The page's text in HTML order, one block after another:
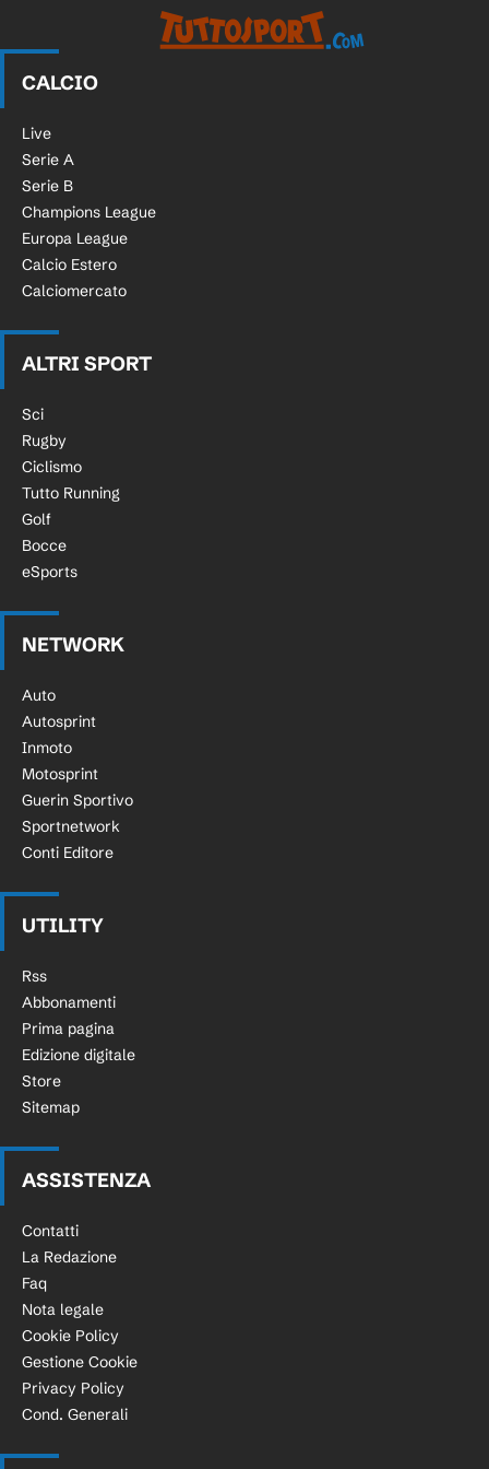
CALCIO
Live
Serie A
Serie B
Champions League
Europa League
Calcio Estero
Calciomercato
ALTRI SPORT
Sci
Rugby
Ciclismo
Tutto Running
Golf
Bocce
eSports
NETWORK
Auto
Autosprint
Inmoto
Motosprint
Guerin Sportivo
Sportnetwork
Conti Editore
UTILITY
Rss
Abbonamenti
Prima pagina
Edizione digitale
Store
Sitemap
ASSISTENZA
Contatti
La Redazione
Faq
Nota legale
Cookie Policy
Gestione Cookie
Privacy Policy
Cond. Generali